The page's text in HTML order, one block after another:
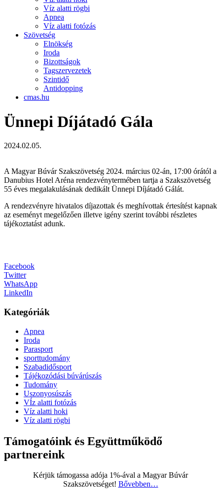
Víz alatti rögbi
Apnea
Víz alatti fotózás
Szövetség
Elnökség
Iroda
Bizottságok
Tagszervezetek
Szintidő
Antidopping
cmas.hu
Ünnepi Díjátadó Gála
2024.02.05.
A Magyar Búvár Szakszövetség 2024. március 02-án, 17:00 órától a
Danubius Hotel Aréna rendezvénytermében tartja a Szakszövetség
55 éves megalakulásának dedikált Ünnepi Díjátadó Gálát.
A rendezvényre hivatalos díjazottak és meghívottak értesítést kapnak
az eseményt megelőzően illetve igény szerint további részletes
tájékoztatást adunk.
Facebook
Twitter
WhatsApp
LinkedIn
Kategóriák
Apnea
Iroda
Parasport
sporttudomány
Szabadidősport
Tájékozódási búvárúszás
Tudomány
Uszonyosúszás
VÍz alatti fotózás
Víz alatti hoki
Víz alatti rögbi
Támogatóink és Együttműködő
partnereink
Kérjük támogassa adója 1%-ával a Magyar Búvár
Szakszövetséget! Bővebben…